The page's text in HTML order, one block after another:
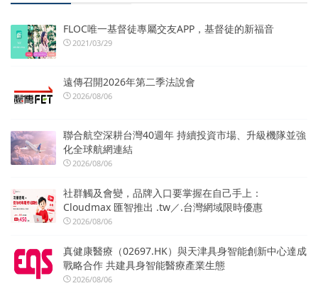
FLOC唯一基督徒專屬交友APP，基督徒的新福音
2021/03/29
遠傳召開2026年第二季法說會
2026/08/06
聯合航空深耕台灣40週年 持續投資市場、升級機隊並強
化全球航網連結
2026/08/06
社群觸及會變，品牌入口要掌握在自己手上：
Cloudmax 匯智推出 .tw／.台灣網域限時優惠
2026/08/06
真健康醫療（02697.HK）與天津具身智能創新中心達成
戰略合作 共建具身智能醫療產業生態
2026/08/06